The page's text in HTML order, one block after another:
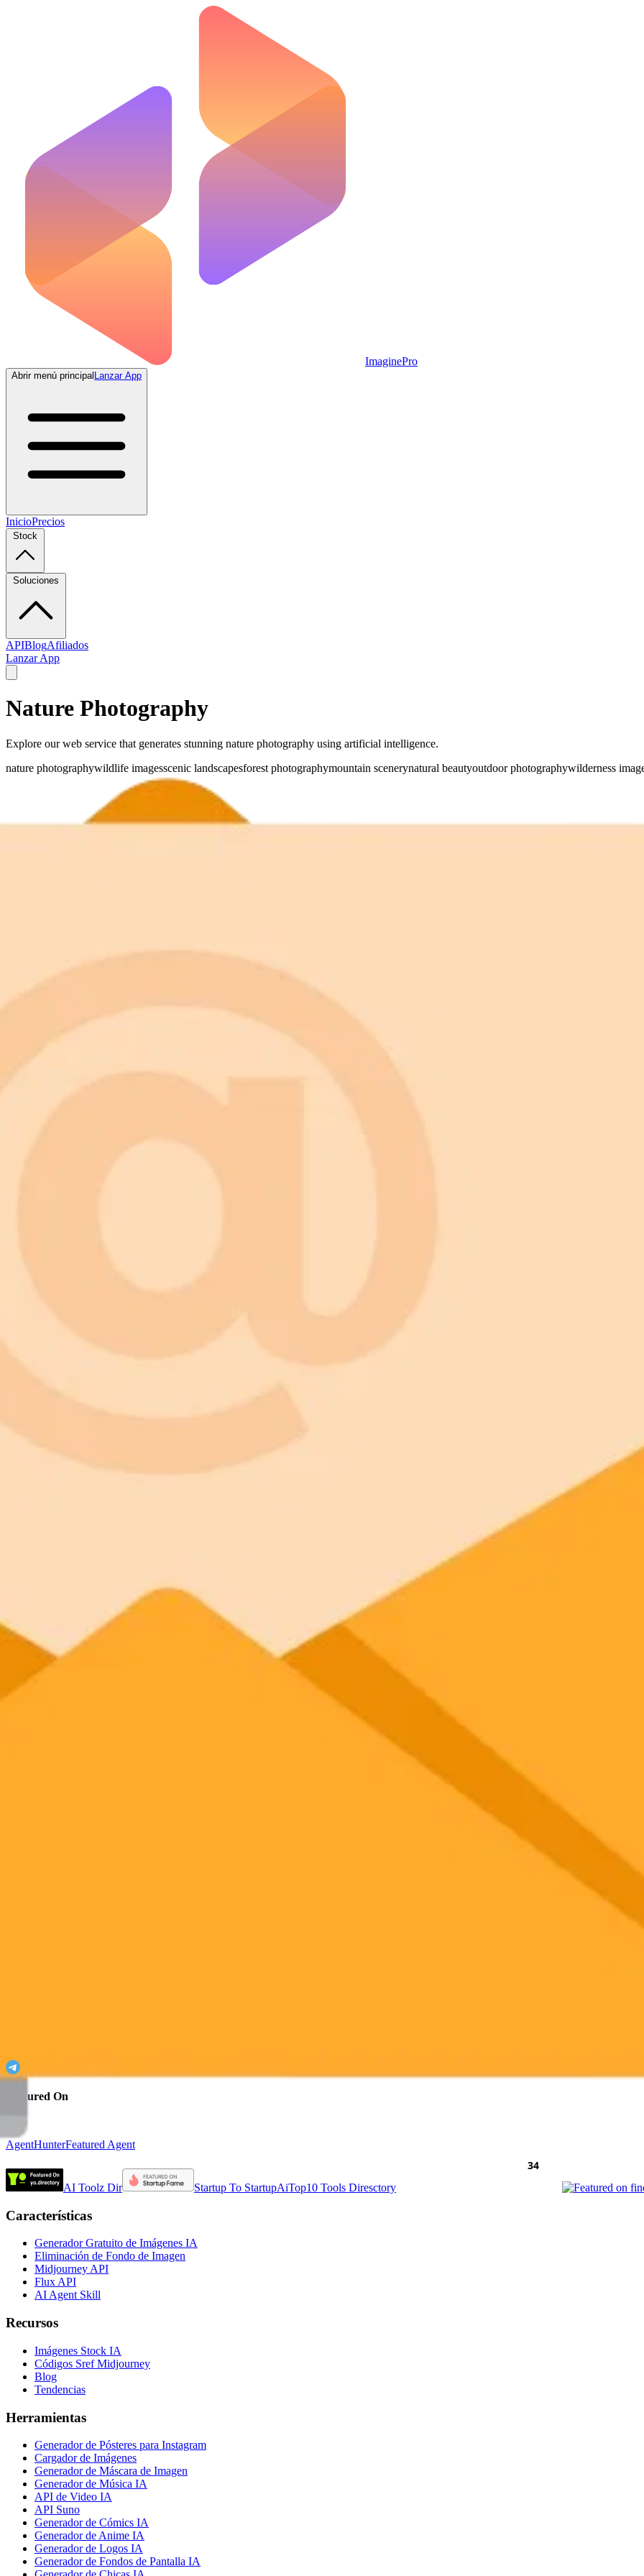
ImaginePro
Abrir menú principal Lanzar App
InicioPrecios
Stock
Soluciones
APIBlogAfiliados
Lanzar App
Nature Photography
Explore our web service that generates stunning nature photography using artificial intelligence.
nature photographywildlife imagesscenic landscapesforest photographymountain scenerynatural beautyoutdoor photographywilderness
¡Suscríbete a nuestro boletín!
Featured On
AgentHunterFeatured Agent
AI Toolz Dir Startup To StartupAiTop10 Tools Diresctory
Características
Generador Gratuito de Imágenes IA
Eliminación de Fondo de Imagen
Midjourney API
Flux API
AI Agent Skill
Recursos
Imágenes Stock IA
Códigos Sref Midjourney
Blog
Tendencias
Herramientas
Generador de Pósteres para Instagram
Cargador de Imágenes
Generador de Máscara de Imagen
Generador de Música IA
API de Video IA
API Suno
Generador de Cómics IA
Generador de Anime IA
Generador de Logos IA
Generador de Fondos de Pantalla IA